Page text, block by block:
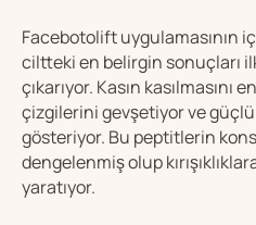
Facebotolift uygulamasının
ciltteki en belirgin sonuçları
çıkarıyor. Kasın kasılmasını
çizgilerini gevşetiyor ve
gösteriyor. Bu peptitlerin
dengelenmiş olup
yaratıyor.